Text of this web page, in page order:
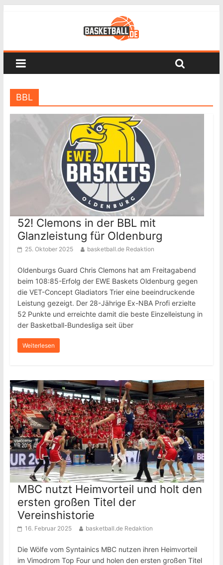
BBL
52! Clemons in der BBL mit
Glanzleistung für Oldenburg
25. Oktober 2025 basketball.de Redaktion
Oldenburgs Guard Chris Clemons hat am Freitagabend
beim 108:85-Erfolg der EWE Baskets Oldenburg gegen
die VET-Concept Gladiators Trier eine beeindruckende
Leistung gezeigt. Der 28-Jährige Ex-NBA Profi erzielte
52 Punkte und erreichte damit die beste Einzelleistung in
der Basketball-Bundesliga seit über
Weiterlesen
MBC nutzt Heimvorteil und holt den
ersten großen Titel der
Vereinshistorie
16. Februar 2025 basketball.de Redaktion
Die Wölfe vom Syntainics MBC nutzen ihren Heimvorteil
im Vimodrom Top Four und holen den ersten großen Titel